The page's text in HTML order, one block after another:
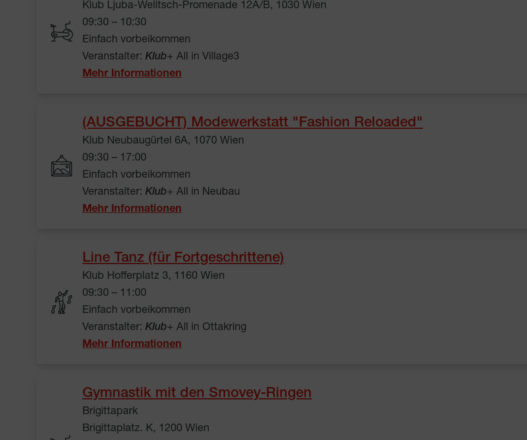
Klub Ljuba-Welitsch-Promenade 12A/B, 1030 Wien
09:30 – 10:30
Einfach vorbeikommen
Veranstalter: Klub+ All in Village3
Mehr Informationen
(AUSGEBUCHT) Modewerkstatt "Fashion Reloaded"
Klub Neubaugürtel 6A, 1070 Wien
09:30 – 17:00
Einfach vorbeikommen
Veranstalter: Klub+ All in Neubau
Mehr Informationen
Line Tanz (für Fortgeschrittene)
Klub Hofferplatz 3, 1160 Wien
09:30 – 11:00
Einfach vorbeikommen
Veranstalter: Klub+ All in Ottakring
Mehr Informationen
Gymnastik mit den Smovey-Ringen
Brigittapark
Brigittaplatz. K, 1200 Wien